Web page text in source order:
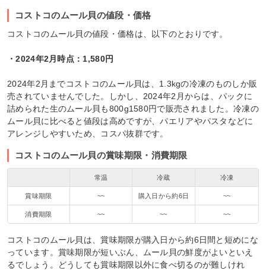
コストコのムール貝の値段・価格
コストコのムール貝の値段・価格は、以下のとおりです。
・2024年2月時点：1,580円
2024年2月までコストコのムール貝は、1.3kgの冷凍のものしか販
売されていませんでした。しかし、2024年2月からは、パックに
詰められた生のムール貝も800g1580円で販売されました。冷凍の
ムール貝に比べると値段は高めですが、パエリアやパスタなどに
アレンジしやすいため、コスパ抜群です。
コストコのムール貝の賞味期限・消費期限
常温 冷蔵 冷凍
賞味期限 ~~ 購入日から約6日 ~~
消費期限 ~~ ~~ ~~
コストコのムール貝は、賞味期限が購入日から約6日間と短めにな
っています。賞味期限が短いぶん、ムール貝の鮮度がよいといえ
るでしょう。どうしても賞味期限以外に食べ切るのが難しけれ